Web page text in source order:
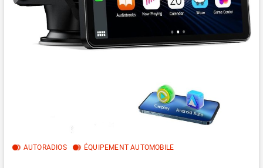
AUTORADIOS ÉQUIPEMENT AUTOMOBILE